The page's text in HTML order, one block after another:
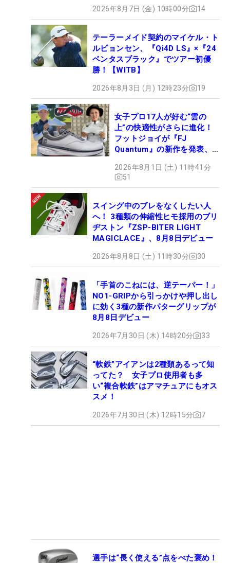
2026年8月7日 (金) 10時00分 14
テーラーメイド契約のマイケル・ト
ルビョンセン、『Qi4D LS』×『24
ベンタスブラック』でツアー初優
勝！【WITB】
2026年8月3日 (月) 12時23分 19
女子プロ17人が好む“雲の
上”の快適性がさらに進化！
フットジョイが『FJ
Quantum』の新作を発表、8
2026年8月1日 (土) 11時41分
51
スイング中のブレをなくしたい人
へ！ 3種類の伸縮性ヒモ採用のブリ
ヂストン『ZSP-BITER LIGHT
MAGICLACE』、8月8日デビュー
2026年8月8日 (土) 11時30分 30
「手首のこねには、逆テーパー！」
NO1-GRIPから引っかけや押し出し
に効く3種の新作パターグリップが
8月8日デビュー
2026年7月30日 (木) 14時20分 33
“軟鉄”アイアンは2種類あるって知
ってた？ 女子プロ使用者も多
い“複合軟鉄”はアマチュアにもオス
スメ！
2026年7月30日 (木) 12時15分 7
選手は“長く使える”点をべた褒め！